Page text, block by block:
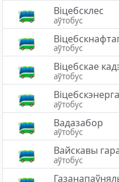
Віцебсклес
аўтобус
аўтобус
Віцебскае
аўтобус
аўтобус
Вадазабор
аўтобус
Вайскавы
аўтобус